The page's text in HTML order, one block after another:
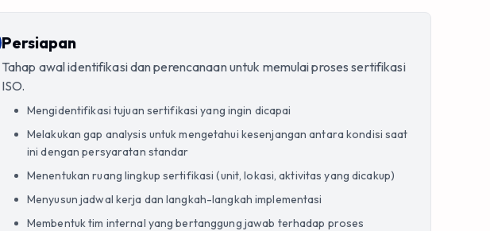
1.
Persiapan
Tahap awal identifikasi dan perencanaan untuk memulai proses sertifikasi
ISO.
Mengidentifikasi tujuan sertifikasi yang ingin dicapai
Melakukan gap analysis untuk mengetahui kesenjangan antara kondisi saat
ini dengan persyaratan standar
Menentukan ruang lingkup sertifikasi (unit, lokasi, aktivitas yang dicakup)
Menyusun jadwal kerja dan langkah-langkah implementasi
Membentuk tim internal yang bertanggung jawab terhadap proses